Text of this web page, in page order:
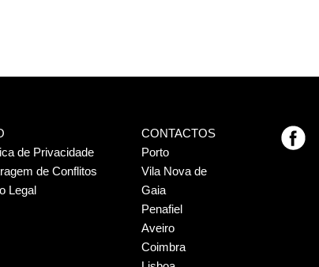
de Privacidade
de Conflitos
Legal
CONTACTOS
Porto
Vila Nova de
Gaia
Penafiel
Aveiro
Coimbra